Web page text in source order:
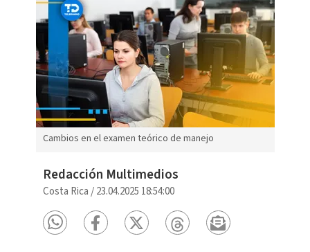
Cambios en el examen teórico de manejo
Redacción Multimedios
Costa Rica /23.04.2025 18:54:00